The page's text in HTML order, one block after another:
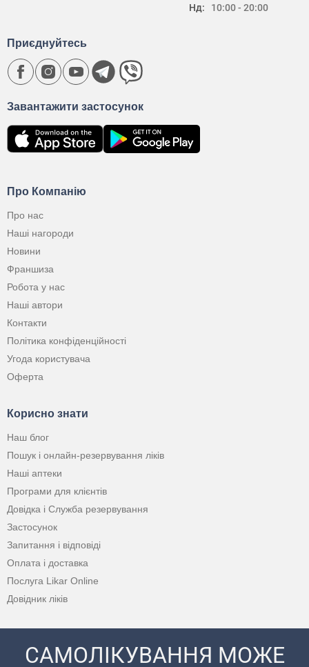
Нд:
10:00 - 20:00
Про Компанію
Про нас
Наші нагороди
Новини
Франшиза
Робота у нас
Наші автори
Контакти
Політика конфіденційності
Угода користувача
Оферта
Корисно знати
Наш блог
Пошук і онлайн-резервування ліків
Наші аптеки
Програми для клієнтів
Довідка і Служба резервування
Застосунок
Запитання і відповіді
Оплата і доставка
Послуга Likar Online
Довідник ліків
Завантажити застосунок
Приєднуйтесь
САМОЛІКУВАННЯ МОЖЕ